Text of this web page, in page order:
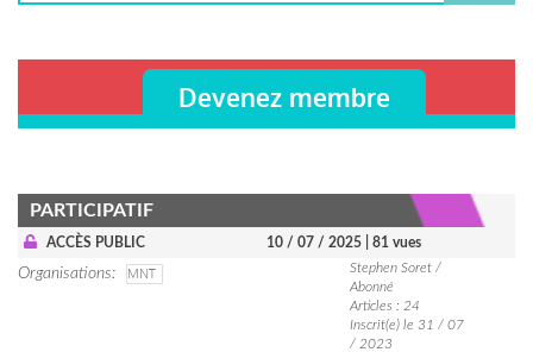
Devenez membre
PARTICIPATIF
ACCÈS PUBLIC 10 / 07 / 2025 | 81 vues
Organisations MNT
Stephen Soret /
Abonné
Articles : 24
Inscrit(e) le 31 / 07
/ 2023